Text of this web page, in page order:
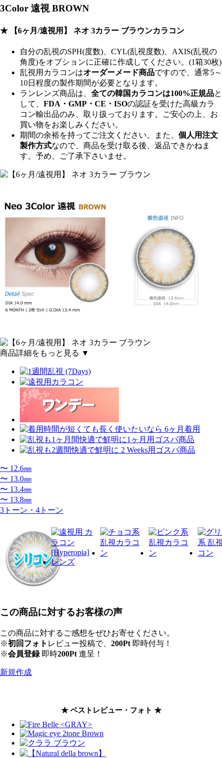
3Color 遠視 BROWN
★ 【6ヶ月/遠視用】 ネオ 3カラー ブラウンカラコン
自分の乱視のSPH(度数)、CYL(乱視度数)、AXIS(乱視の
角度)をオプションに正確に作成してください。(1箱30枚)
乱視用カラコンはオーダーメード商品ですので、 通常5～
10日程度の製作期間が必要となります。
ランレンズ商品は、 全ての韓国カラコンは100%正規品と
して、 FDA・GMP・CE・ISOの認証を受けた高級カラ
コン輸出品のみ、取り扱っております。ご安心の上、お
買い物をお楽しみください。
期間の余裕を持ってご注文ください。また、 個人用注文
製作方式なので、商品を受け取る後、返品できかねま
す。予め、ご了承下さいませ。
商品詳細をもっと見る ▼
〜 12.6㎜
〜 13.0㎜
〜 13.4㎜
〜 13.8㎜
3トーン・4トーン
この商品に対するお客様の声
この商品に対するご感想をぜひお寄せください。
※初回フォト レビュー投稿で、 200Pt 即時付与！
※会員登録即時200Pt 進呈！
新規作成
★ ベストレビュー・フォト ★